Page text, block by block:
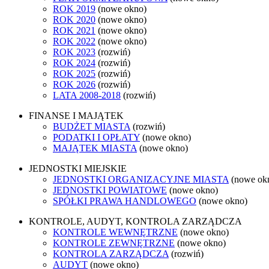
ROK 2019 (nowe okno)
ROK 2020 (nowe okno)
ROK 2021 (nowe okno)
ROK 2022 (nowe okno)
ROK 2023 (rozwiń)
ROK 2024 (rozwiń)
ROK 2025 (rozwiń)
ROK 2026 (rozwiń)
LATA 2008-2018 (rozwiń)
FINANSE I MAJĄTEK
BUDŻET MIASTA (rozwiń)
PODATKI I OPŁATY (nowe okno)
MAJĄTEK MIASTA (nowe okno)
JEDNOSTKI MIEJSKIE
JEDNOSTKI ORGANIZACYJNE MIASTA (nowe
JEDNOSTKI POWIATOWE (nowe okno)
SPÓŁKI PRAWA HANDLOWEGO (nowe okno)
KONTROLE, AUDYT, KONTROLA ZARZĄDCZA
KONTROLE WEWNĘTRZNE (nowe okno)
KONTROLE ZEWNĘTRZNE (nowe okno)
KONTROLA ZARZĄDCZA (rozwiń)
AUDYT (nowe okno)